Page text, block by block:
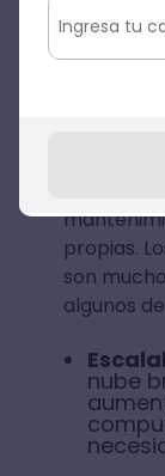
mejor
propias.
son
algunos
nube